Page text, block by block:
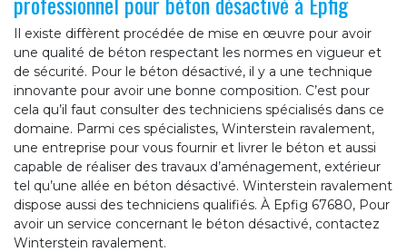
Il existe diffèrent procédée de mise en œuvre pour avoir
une qualité de béton respectant les normes en vigueur et
de sécurité. Pour le béton désactivé, il y a une technique
innovante pour avoir une bonne composition. C’est pour
cela qu’il faut consulter des techniciens spécialisés dans ce
domaine. Parmi ces spécialistes, Winterstein ravalement,
une entreprise pour vous fournir et livrer le béton et aussi
capable de réaliser des travaux d’aménagement, extérieur
tel qu’une allée en béton désactivé. Winterstein ravalement
dispose aussi des techniciens qualifiés. À Epfig 67680, Pour
avoir un service concernant le béton désactivé, contactez
Winterstein ravalement.